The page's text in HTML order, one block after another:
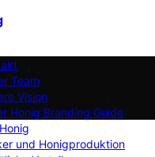
Team
Vision
Honig Branding Guide
und Honigproduktion